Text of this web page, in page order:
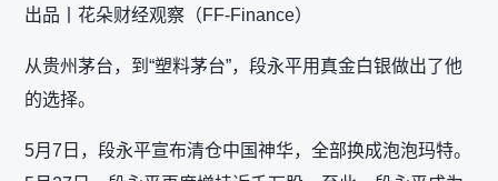
出品丨花朵财经观察（FF-Finance）
从贵州茅台，到“塑料茅台”，段永平用真金白银做出了他
的选择。
5月7日，段永平宣布清仓中国神华，全部换成泡泡玛特。